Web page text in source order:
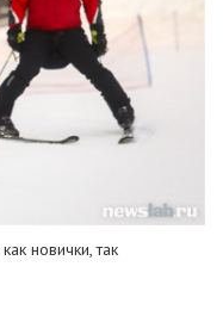
новички, так